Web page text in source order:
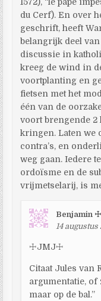
1572), “le pape
du Cerf). En over
geschrift, heeft
belangrijk deel
discussie in
kreeg de wind in
voortplanting en
fietsen met het
één van de
voort brengende
kringen. Laten we
contra’s, en
weg gaan. Iedere
ordoïsme en de
vrijmetselarij, is
Benjamin ☩
14 augustus
☩JMJ☩
Citaat Jules van
argumentatie, of
maar op de bal.”